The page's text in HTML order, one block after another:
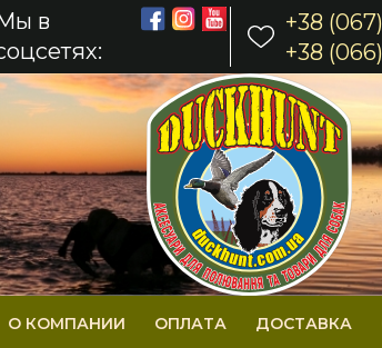
в
+38
+38
О КОМПАНИИ ОПЛАТА ДОСТАВКА